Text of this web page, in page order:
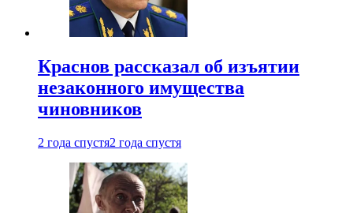
Краснов рассказал об изъятии
незаконного имущества
чиновников
2 года спустя2 года спустя